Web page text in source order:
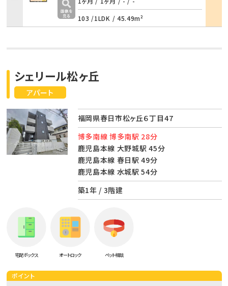
103 /1LDK / 45.49m²
アパート
シェリール松ヶ丘
福岡県春日市松ヶ丘６丁目47
博多南線 博多南駅 28分
鹿児島本線 大野城駅 45分
鹿児島本線 春日駅 49分
鹿児島本線 水城駅 54分
築1年 / 3階建
宅配ボックス オートロック ペット相談
ポイント